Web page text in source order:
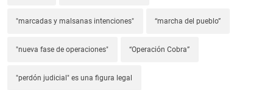
"marcadas y malsanas intenciones" “marcha del pueblo”
"nueva fase de operaciones" “Operación Cobra”
"perdón judicial" es una figura legal